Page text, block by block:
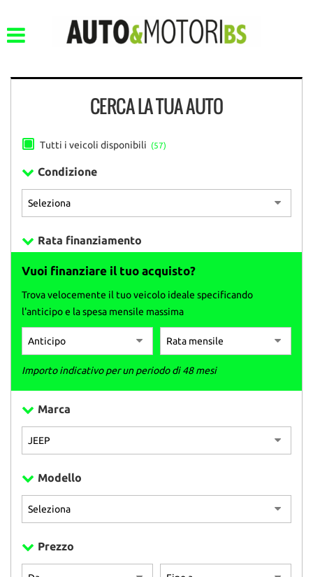
CERCA LA TUA AUTO
Tutti i veicoli disponibili (57)
Condizione
Rata finanziamento
Vuoi finanziare il tuo acquisto?
Trova velocemente il tuo veicolo ideale specificando
l'anticipo e la spesa mensile massima
Importo indicativo per un periodo di 48 mesi
Marca
Modello
Prezzo